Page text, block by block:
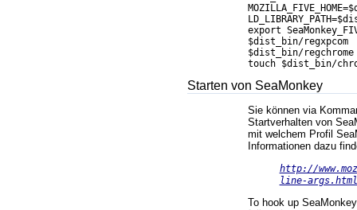
export
$dist_bin/regxpcom
$dist_bin/regchrome
Starten von SeaMonkey
Sie können via
Startverhalten von
mit welchem Profil
Informationen dazu
http://
line-args.html
To hook up